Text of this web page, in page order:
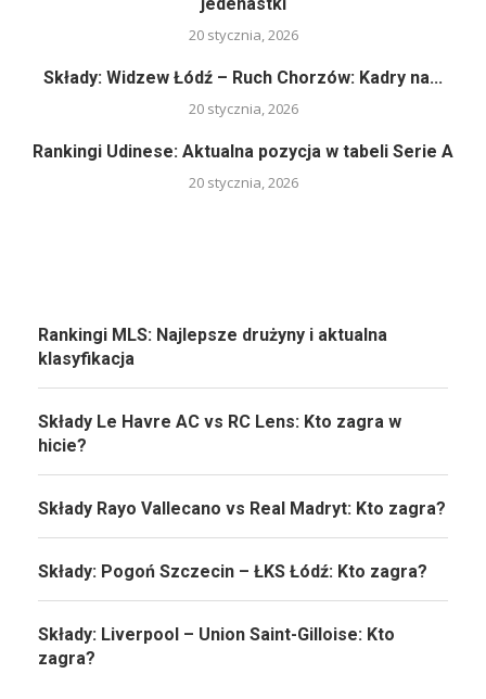
jedenastki
20 stycznia, 2026
Składy: Widzew Łódź – Ruch Chorzów: Kadry na...
20 stycznia, 2026
Rankingi Udinese: Aktualna pozycja w tabeli Serie A
20 stycznia, 2026
Rankingi MLS: Najlepsze drużyny i aktualna
klasyfikacja
Składy Le Havre AC vs RC Lens: Kto zagra w
hicie?
Składy Rayo Vallecano vs Real Madryt: Kto zagra?
Składy: Pogoń Szczecin – ŁKS Łódź: Kto zagra?
Składy: Liverpool – Union Saint-Gilloise: Kto
zagra?